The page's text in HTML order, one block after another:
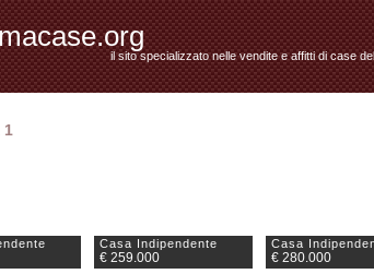
il sito specializzato nelle vendite e affitti di case
1
Casa Indipendente
€ 259.000
Casa
€ 280.000